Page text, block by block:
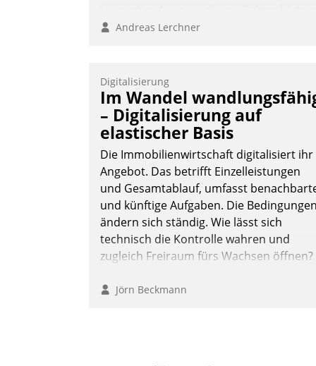
in SAP zu integrieren.
Andreas Lerchner
Digitalisierung
Im Wandel
– Digitalisierung auf
elastischer Basis
Die Immobilienwirtschaft digitalisiert ihr
Angebot. Das betrifft Einzelleistungen
und Gesamtablauf, umfasst
und künftige Aufgaben. Die Bedingungen
ändern sich ständig. Wie lässt sich
technisch die Kontrolle wahren und
zugleich Freiraum fürs Wachsen öffnen?
Jörn Beckmann